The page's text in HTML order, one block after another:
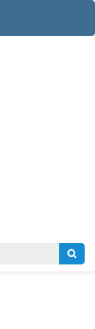
Zoeken
naar: